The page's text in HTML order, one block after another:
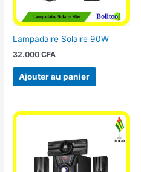
Lampadaire Solaire 90W
32.000CFA
Ajouter au panier